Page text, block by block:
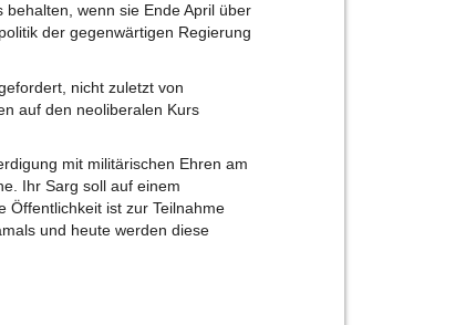
wenn sie Ende April über
der gegenwärtigen Regierung
nicht zuletzt von
auf den neoliberalen Kurs
mit militärischen Ehren am
Ihr Sarg soll auf einem
Öffentlichkeit ist zur Teilnahme
und heute werden diese